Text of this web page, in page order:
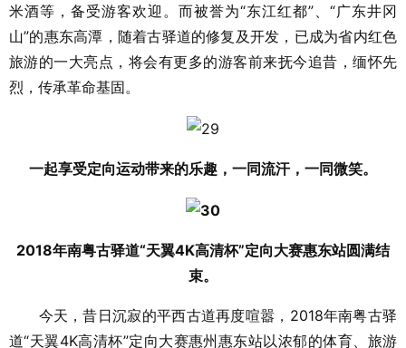
米酒等，备受游客欢迎。而被誉为“东江红都”、“广东井冈
山”的惠东高潭，随着古驿道的修复及开发，已成为省内红色
旅游的一大亮点，将会有更多的游客前来抚今追昔，缅怀先
烈，传承革命基固。
一起享受定向运动带来的乐趣，一同流汗，一同微笑。
2018年南粤古驿道“天翼4K高清杯”定向大赛惠东站圆满结
束。
今天，昔日沉寂的平西古道再度喧嚣，2018年南粤古驿
道“天翼4K高清杯”定向大赛惠州惠东站以浓郁的体育、旅游